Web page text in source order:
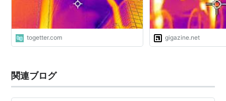
togetter.com gigazine.net
関連ブログ